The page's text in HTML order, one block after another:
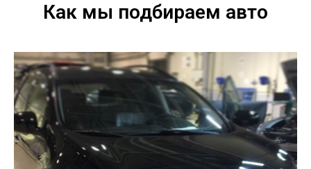
Как мы подбираем авто